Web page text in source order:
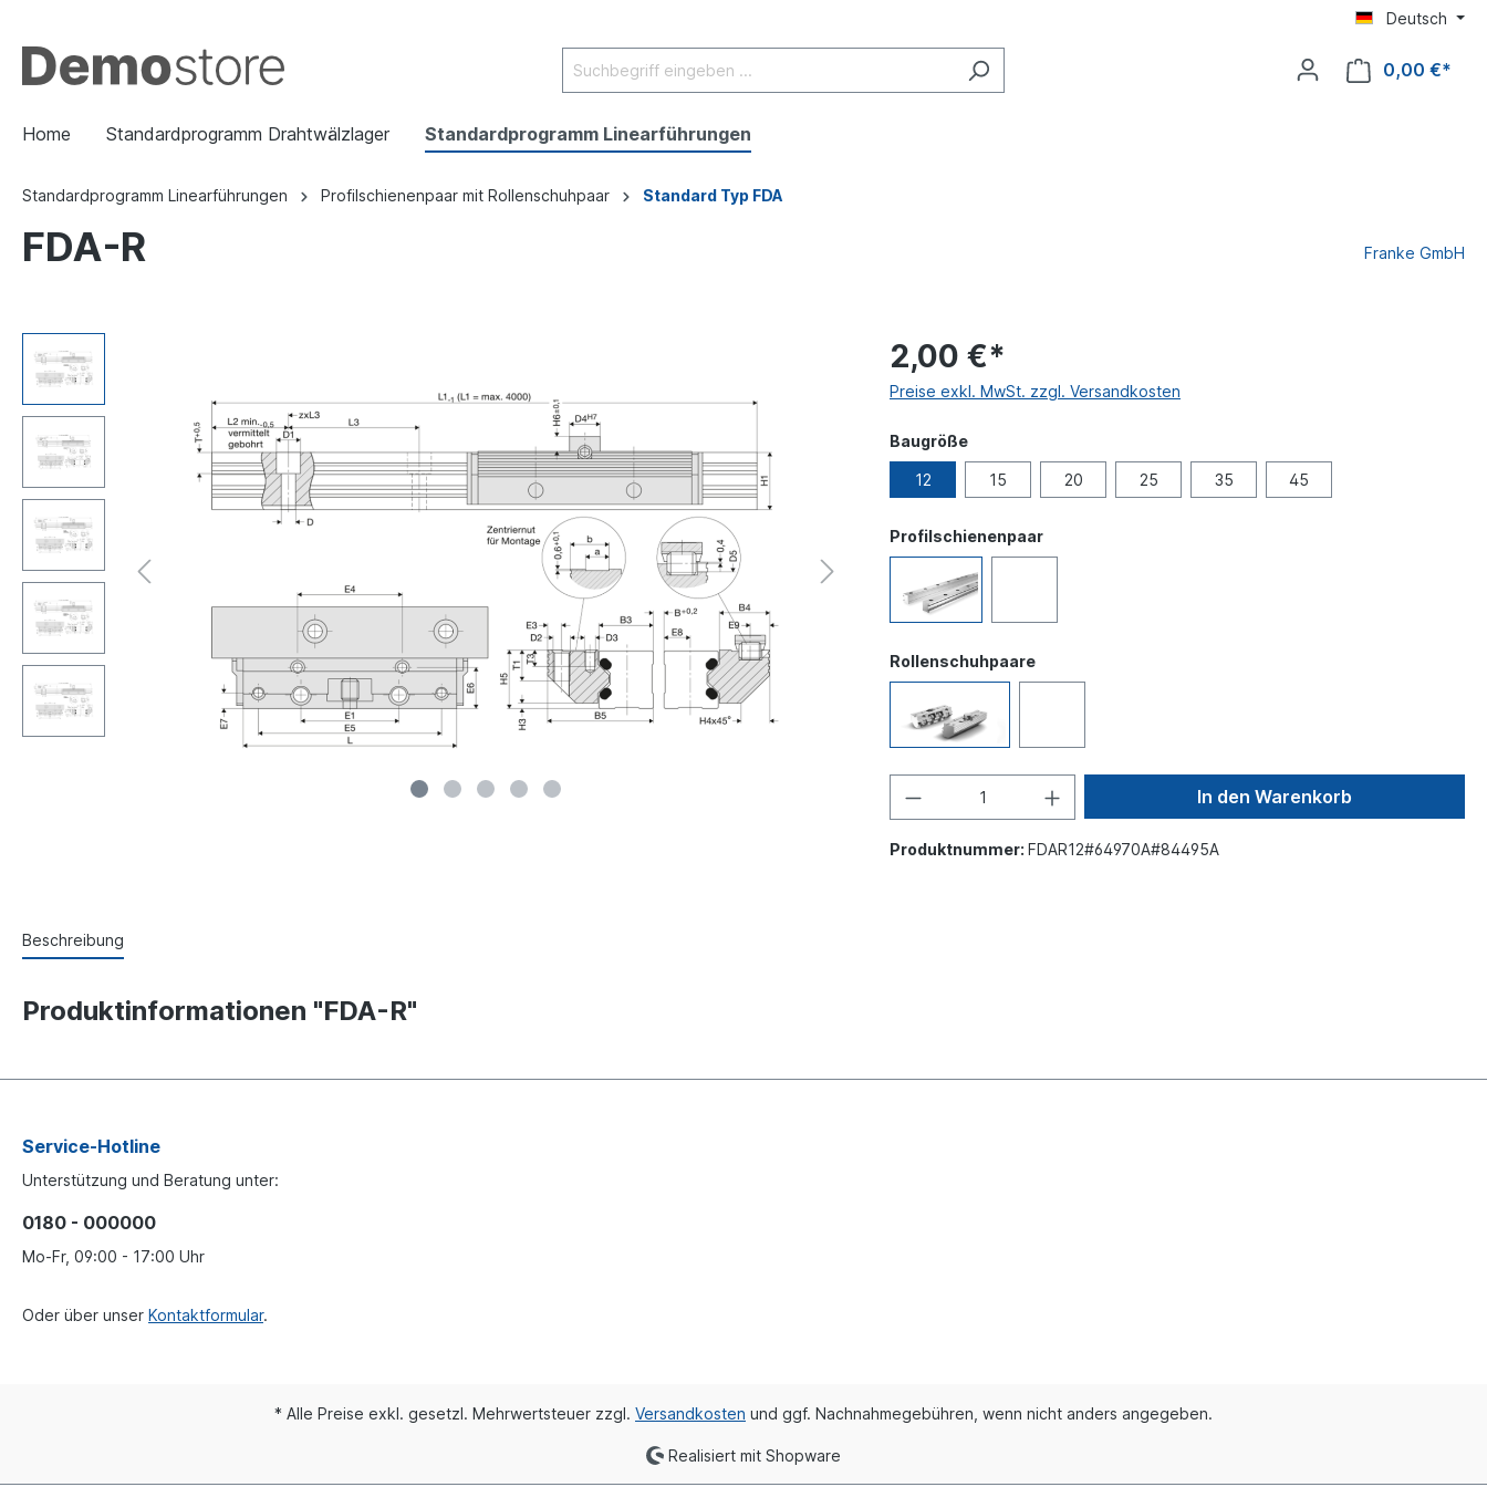
Deutsch
0,00 €*
Home Standardprogramm Drahtwälzlager Standardprogramm Linearführungen
Standardprogramm Linearführungen Profilschienenpaar mit Rollenschuhpaar Standard Typ FDA
FDA-R Franke GmbH
2,00 €*
Preise exkl. MwSt. zzgl. Versandkosten
Baugröße
12 15 20 25 35 45
Profilschienenpaar
Rollenschuhpaare
In den Warenkorb
Produktnummer: FDAR12#64970A#84495A
Beschreibung
Produktinformationen "FDA-R"
Service-Hotline
Unterstützung und Beratung unter:
0180 - 000000
Mo-Fr, 09:00 - 17:00 Uhr
Oder über unser Kontaktformular.
* Alle Preise exkl. gesetzl. Mehrwertsteuer zzgl. Versandkosten und ggf. Nachnahmegebühren, wenn nicht anders angegeben.
Realisiert mit Shopware